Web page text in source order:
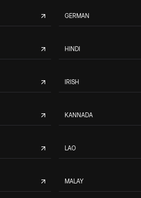
GERMAN
HINDI
IRISH
KANNADA
LAO
MALAY